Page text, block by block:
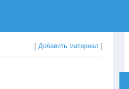
[Добавить материал ]